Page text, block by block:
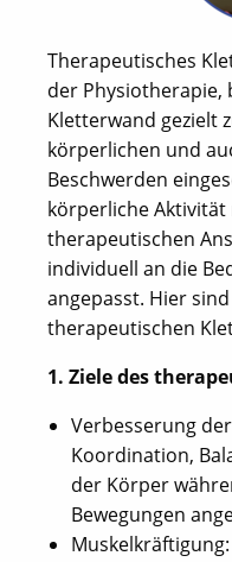
Therapeutisches
der Physiotherapie,
Kletterwand gezielt
körperlichen und
Beschwerden
körperliche Aktivität
therapeutischen
individuell an die
angepasst. Hier
therapeutischen
1. Ziele des
Verbesserung
Koordination,
der Körper
Bewegungen